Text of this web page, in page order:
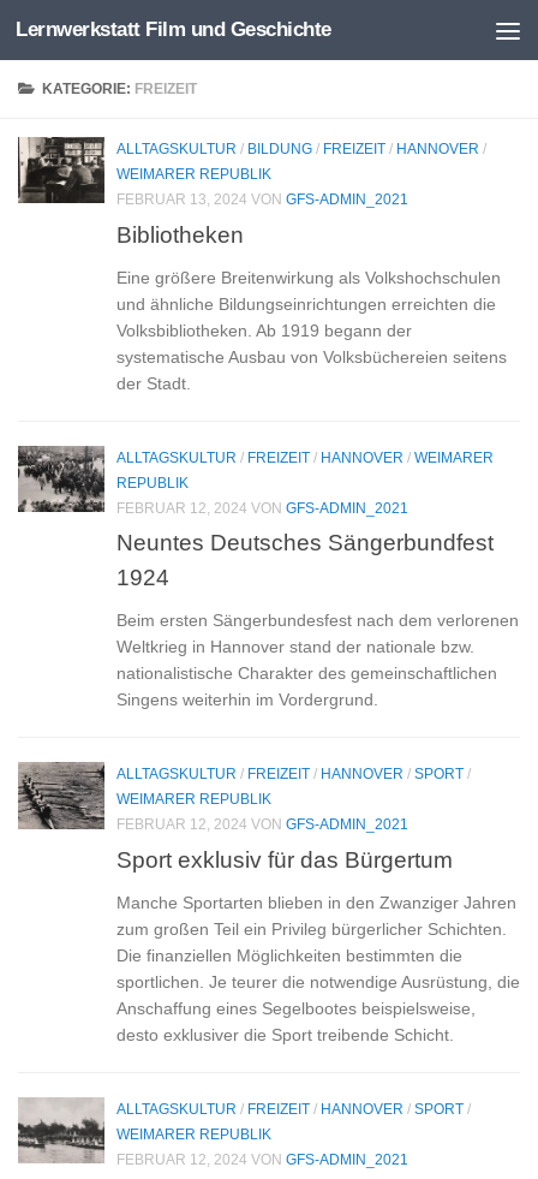
Zum Inhalt springen
Lernwerkstatt Film und Geschichte
KATEGORIE: FREIZEIT
ALLTAGSKULTUR / BILDUNG / FREIZEIT / HANNOVER /
WEIMARER REPUBLIK
FEBRUAR 13, 2024 VON GFS-ADMIN_2021
Bibliotheken
Eine größere Breitenwirkung als Volkshochschulen
und ähnliche Bildungseinrichtungen erreichten die
Volksbibliotheken. Ab 1919 begann der
systematische Ausbau von Volksbüchereien seitens
der Stadt.
ALLTAGSKULTUR / FREIZEIT / HANNOVER / WEIMARER
REPUBLIK
FEBRUAR 12, 2024 VON GFS-ADMIN_2021
Neuntes Deutsches Sängerbundfest
1924
Beim ersten Sängerbundesfest nach dem verlorenen
Weltkrieg in Hannover stand der nationale bzw.
nationalistische Charakter des gemeinschaftlichen
Singens weiterhin im Vordergrund.
ALLTAGSKULTUR / FREIZEIT / HANNOVER / SPORT /
WEIMARER REPUBLIK
FEBRUAR 12, 2024 VON GFS-ADMIN_2021
Sport exklusiv für das Bürgertum
Manche Sportarten blieben in den Zwanziger Jahren
zum großen Teil ein Privileg bürgerlicher Schichten.
Die finanziellen Möglichkeiten bestimmten die
sportlichen. Je teurer die notwendige Ausrüstung, die
Anschaffung eines Segelbootes beispielsweise,
desto exklusiver die Sport treibende Schicht.
ALLTAGSKULTUR / FREIZEIT / HANNOVER / SPORT /
WEIMARER REPUBLIK
FEBRUAR 12, 2024 VON GFS-ADMIN_2021